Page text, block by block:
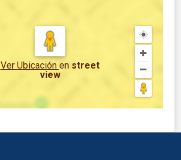
Ver Ubicación en street
view